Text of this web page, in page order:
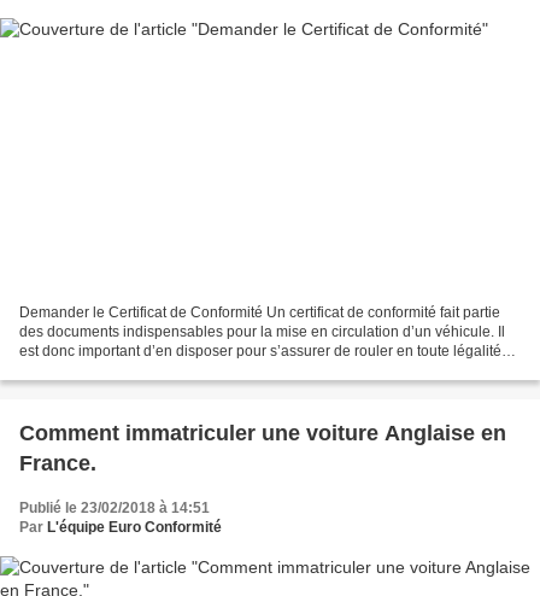
Demander le Certificat de Conformité Un certificat de conformité fait partie
des documents indispensables pour la mise en circulation d’un véhicule. Il
est donc important d’en disposer pour s’assurer de rouler en toute légalité
Comment immatriculer une voiture Anglaise en
France.
Publié le 23/02/2018 à 14:51
Par L'équipe Euro Conformité